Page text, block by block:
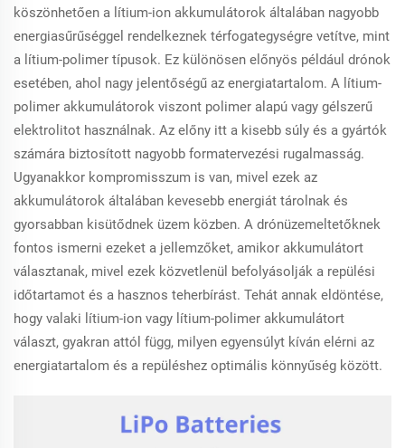
köszönhetően a lítium-ion akkumulátorok általában nagyobb
energiasűrűséggel rendelkeznek térfogategységre vetítve, mint
a lítium-polimer típusok. Ez különösen előnyös például drónok
esetében, ahol nagy jelentőségű az energiatartalom. A lítium-
polimer akkumulátorok viszont polimer alapú vagy gélszerű
elektrolitot használnak. Az előny itt a kisebb súly és a gyártók
számára biztosított nagyobb formatervezési rugalmasság.
Ugyanakkor kompromisszum is van, mivel ezek az
akkumulátorok általában kevesebb energiát tárolnak és
gyorsabban kisütődnek üzem közben. A drónüzemeltetőknek
fontos ismerni ezeket a jellemzőket, amikor akkumulátort
választanak, mivel ezek közvetlenül befolyásolják a repülési
időtartamot és a hasznos teherbírást. Tehát annak eldöntése,
hogy valaki lítium-ion vagy lítium-polimer akkumulátort
választ, gyakran attól függ, milyen egyensúlyt kíván elérni az
energiatartalom és a repüléshez optimális könnyűség között.